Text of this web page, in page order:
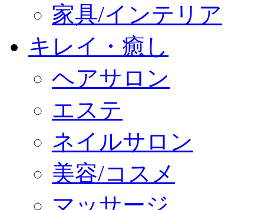
家具/インテリア
キレイ・癒し
ヘアサロン
エステ
ネイルサロン
美容/コスメ
マッサージ